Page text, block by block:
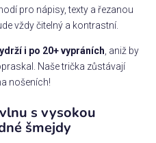
pro nápisy, texty a řezanou
vždy čitelný a kontrastní.
i po 20+ vypráních , aniž by
Naše trička zůstávají
nošeních!
s vysokou
šmejdy